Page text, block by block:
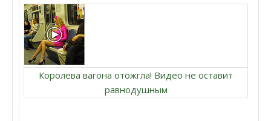
Королева вагона отожгла! Видео не оставит
равнодушным